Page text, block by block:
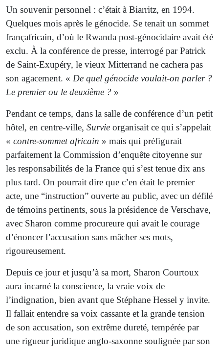
Un souvenir personnel : c’était à Biarritz, en 1994.
Quelques mois après le génocide. Se tenait un sommet
françafricain, d’où le Rwanda post-génocidaire avait été
exclu. À la conférence de presse, interrogé par Patrick
de Saint-Exupéry, le vieux Mitterrand ne cachera pas
son agacement. « De quel génocide voulait-on parler ?
Le premier ou le deuxième ? »
Pendant ce temps, dans la salle de conférence d’un petit
hôtel, en centre-ville, Survie organisait ce qui s’appelait
« contre-sommet africain » mais qui préfigurait
parfaitement la Commission d’enquête citoyenne sur
les responsabilités de la France qui s’est tenue dix ans
plus tard. On pourrait dire que c’en était le premier
acte, une “instruction” ouverte au public, avec un défilé
de témoins pertinents, sous la présidence de Verschave,
avec Sharon comme procureure qui avait le courage
d’énoncer l’accusation sans mâcher ses mots,
rigoureusement.
Depuis ce jour et jusqu’à sa mort, Sharon Courtoux
aura incarné la conscience, la vraie voix de
l’indignation, bien avant que Stéphane Hessel y invite.
Il fallait entendre sa voix cassante et la grande tension
de son accusation, son extrême dureté, tempérée par
une rigueur juridique anglo-saxonne soulignée par son